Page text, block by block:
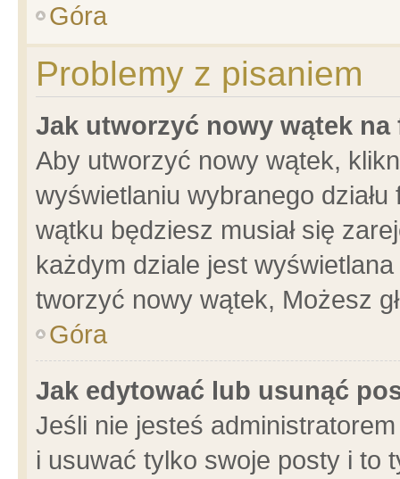
Góra
Problemy z pisaniem
Jak utworzyć nowy wątek na
Aby utworzyć nowy wątek,
wyświetlaniu wybranego
wątku będziesz musiał się
każdym dziale jest
tworzyć nowy wątek, Możesz
Góra
Jak edytować lub usunąć
Jeśli nie jesteś
i usuwać tylko swoje posty i to